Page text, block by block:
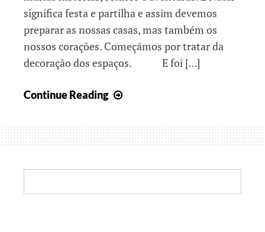
significa festa e partilha e assim devemos
preparar as nossas casas, mas também os
nossos corações. Começámos por tratar da
decoração dos espaços. E foi […]
Continue Reading
Tempo
de